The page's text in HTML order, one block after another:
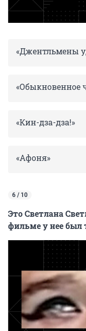
«Джентльмены
«Обыкновенное
«Кин-дза-дза!»
«Афоня»
6 / 10
Это Светлана
фильме у нее был